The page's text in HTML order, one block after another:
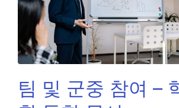
팀 및 군중 참여 –